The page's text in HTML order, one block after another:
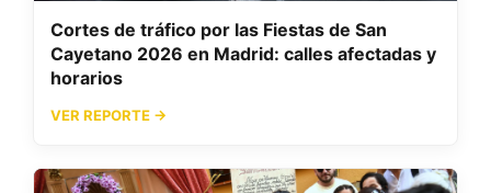
Cortes de tráfico por las Fiestas de San
Cayetano 2026 en Madrid: calles afectadas y
horarios
VER REPORTE →